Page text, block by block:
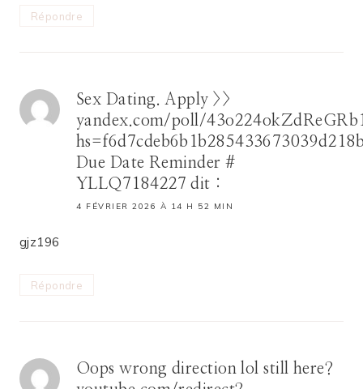
Répondre
Sex Dating. Apply >>
yandex.com/poll/
Due Date Reminder #
YLLQ7184227 dit :
4 FÉVRIER 2026 À 14 H 52 MIN
gjz196
Répondre
Oops wrong direction lol still here?